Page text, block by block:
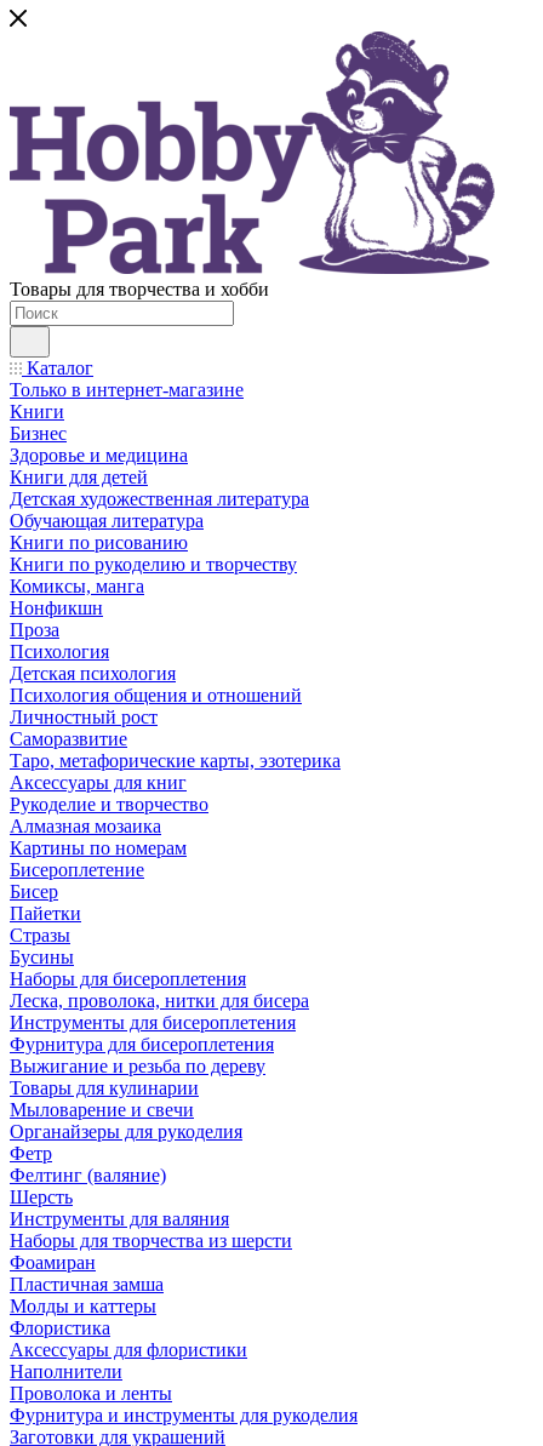
Товары для творчества и хобби
Каталог
Только в интернет-магазине
Книги
Бизнес
Здоровье и медицина
Книги для детей
Детская художественная литература
Обучающая литература
Книги по рисованию
Книги по рукоделию и творчеству
Комиксы, манга
Нонфикшн
Проза
Психология
Детская психология
Психология общения и отношений
Личностный рост
Саморазвитие
Таро, метафорические карты, эзотерика
Аксессуары для книг
Рукоделие и творчество
Алмазная мозаика
Картины по номерам
Бисероплетение
Бисер
Пайетки
Стразы
Бусины
Наборы для бисероплетения
Леска, проволока, нитки для бисера
Инструменты для бисероплетения
Фурнитура для бисероплетения
Выжигание и резьба по дереву
Товары для кулинарии
Мыловарение и свечи
Органайзеры для рукоделия
Фетр
Фелтинг (валяние)
Шерсть
Инструменты для валяния
Наборы для творчества из шерсти
Фоамиран
Пластичная замша
Молды и каттеры
Флористика
Аксессуары для флористики
Наполнители
Проволока и ленты
Фурнитура и инструменты для рукоделия
Заготовки для украшений